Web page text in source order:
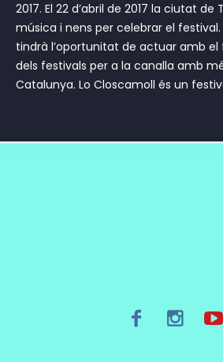
2017. El 22 d’abril de 2017 la ciutat de
música i nens per celebrar el festival.
tindrà l’oportunitat de actuar amb el
dels festivals per a la canalla amb
Catalunya. Lo Closcamoll és un